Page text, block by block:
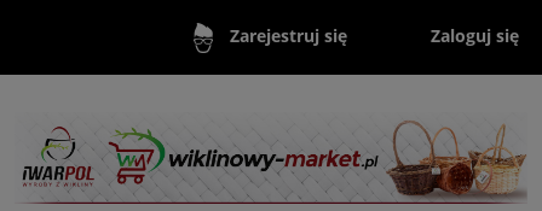
Zarejestruj się Zaloguj się